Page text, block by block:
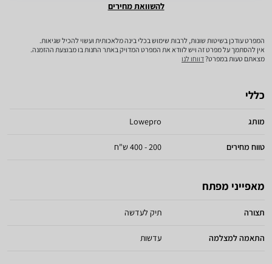
להשוואת מחירים
המפרט עודכן בשיטות שונות, לרבות שימוש בכלי בינה מלאכותית ועשוי להכיל שגיאות.
אין להסתמך על מפרט זה ויש לוודא את המפרט המדויק באתר החנות בו מבוצעת ההזמנה.
מצאתם טעות במפרט?דווחו לנו
כללי
מותג Lowepro
טווח מחירים 200 - 400 ש"ח
מאפייני מפתח
תצורה תיק לעדשה
התאמה למצלמה עדשות